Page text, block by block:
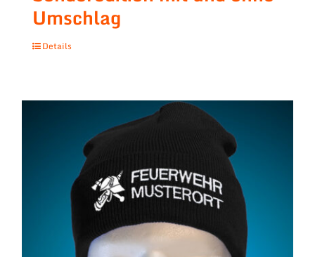
Umschlag
Details